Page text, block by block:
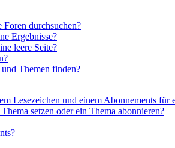
durchsuchen?
Ergebnisse?
leere Seite?
Themen finden?
Lesezeichen und einem Abonnements für
setzen oder ein Thema abonnieren?